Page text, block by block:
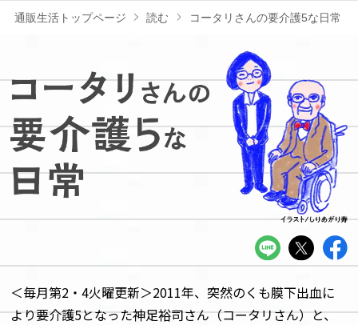
ー
通販生活トップページ 読む コータリさんの要介護5な日常
＜毎月第2・4火曜更新＞2011年、突然のくも膜下出血に
より要介護5となった神足裕司さん（コータリさん）と、